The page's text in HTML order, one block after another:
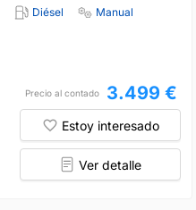
Diésel
Manual
Precio al contado 3.499 €
Estoy interesado
Ver detalle